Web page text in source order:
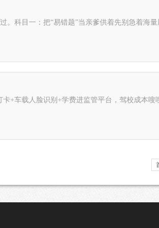
科目一：把“易错题”当亲爹供着先别急着海
+车载人脸识别+学费进监管平台，驾校成本嗖